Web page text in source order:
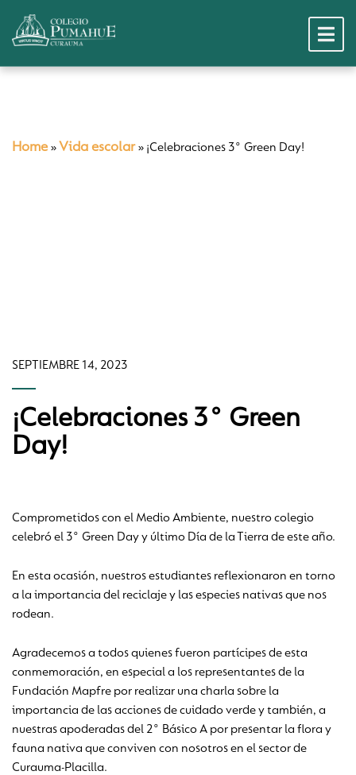
Home » Vida escolar» ¡Celebraciones 3° Green Day!
SEPTIEMBRE 14, 2023
¡Celebraciones 3° Green
Day!
Comprometidos con el Medio Ambiente, nuestro colegio
celebró el 3° Green Day y último Día de la Tierra de este año.
En esta ocasión, nuestros estudiantes reflexionaron en torno
a la importancia del reciclaje y las especies nativas que nos
rodean.
Agradecemos a todos quienes fueron partícipes de esta
conmemoración, en especial a los representantes de la
Fundación Mapfre por realizar una charla sobre la
importancia de las acciones de cuidado verde y también, a
nuestras apoderadas del 2° Básico A por presentar la flora y
fauna nativa que conviven con nosotros en el sector de
Curauma-Placilla.